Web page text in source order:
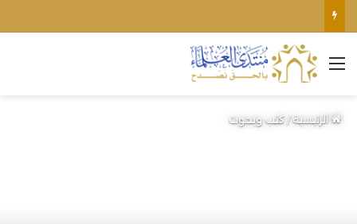
القائمة
الرئيسية/كتب وبحوث